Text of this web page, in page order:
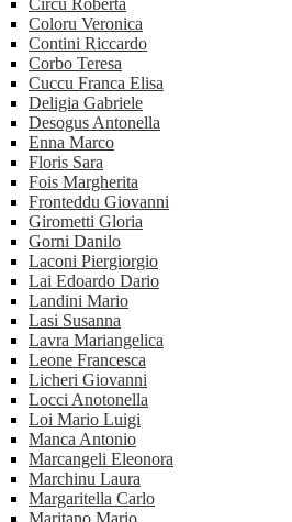
Circu Roberta
Coloru Veronica
Contini Riccardo
Corbo Teresa
Cuccu Franca Elisa
Deligia Gabriele
Desogus Antonella
Enna Marco
Floris Sara
Fois Margherita
Fronteddu Giovanni
Girometti Gloria
Gorni Danilo
Laconi Piergiorgio
Lai Edoardo Dario
Landini Mario
Lasi Susanna
Lavra Mariangelica
Leone Francesca
Licheri Giovanni
Locci Anotonella
Loi Mario Luigi
Manca Antonio
Marcangeli Eleonora
Marchinu Laura
Margaritella Carlo